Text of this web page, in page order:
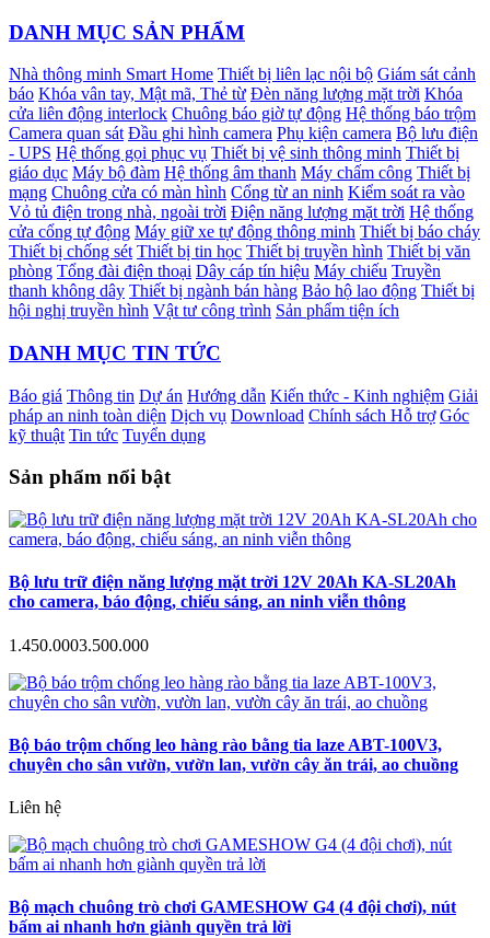
DANH MỤC SẢN PHẨM
Nhà thông minh Smart Home Thiết bị liên lạc nội bộ Giám sát cảnh
báo Khóa vân tay, Mật mã, Thẻ từ Đèn năng lượng mặt trời Khóa
cửa liên động interlock Chuông báo giờ tự động Hệ thống báo trộm
Camera quan sát Đầu ghi hình camera Phụ kiện camera Bộ lưu điện
- UPS Hệ thống gọi phục vụ Thiết bị vệ sinh thông minh Thiết bị
giáo dục Máy bộ đàm Hệ thống âm thanh Máy chấm công Thiết bị
mạng Chuông cửa có màn hình Cổng từ an ninh Kiểm soát ra vào
Vỏ tủ điện trong nhà, ngoài trời Điện năng lượng mặt trời Hệ thống
cửa cổng tự động Máy giữ xe tự động thông minh Thiết bị báo cháy
Thiết bị chống sét Thiết bị tin học Thiết bị truyền hình Thiết bị văn
phòng Tổng đài điện thoại Dây cáp tín hiệu Máy chiếu Truyền
thanh không dây Thiết bị ngành bán hàng Bảo hộ lao động Thiết bị
hội nghị truyền hình Vật tư công trình Sản phẩm tiện ích
DANH MỤC TIN TỨC
Báo giá Thông tin Dự án Hướng dẫn Kiến thức - Kinh nghiệm Giải
pháp an ninh toàn diện Dịch vụ Download Chính sách Hỗ trợ Góc
kỹ thuật Tin tức Tuyển dụng
Sản phẩm nổi bật
Bộ lưu trữ điện năng lượng mặt trời 12V 20Ah KA-SL20Ah
cho camera, báo động, chiếu sáng, an ninh viễn thông
1.450.0003.500.000
Bộ báo trộm chống leo hàng rào bằng tia laze ABT-100V3,
chuyên cho sân vườn, vườn lan, vườn cây ăn trái, ao chuồng
Liên hệ
Bộ mạch chuông trò chơi GAMESHOW G4 (4 đội chơi), nút
bấm ai nhanh hơn giành quyền trả lời